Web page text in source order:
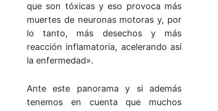
que son tóxicas y eso provoca más
muertes de neuronas motoras y, por
lo tanto, más desechos y más
reacción inflamatoria, acelerando así
la enfermedad».
Ante este panorama y si además
tenemos en cuenta que muchos